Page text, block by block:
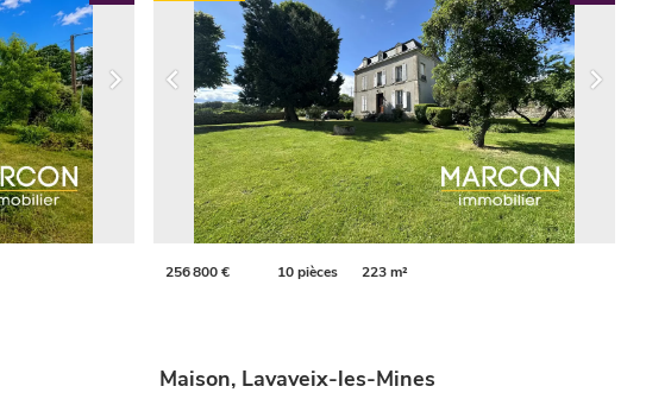
256 800 € 10 pièces 223 m²
Maison, Lavaveix-les-Mines